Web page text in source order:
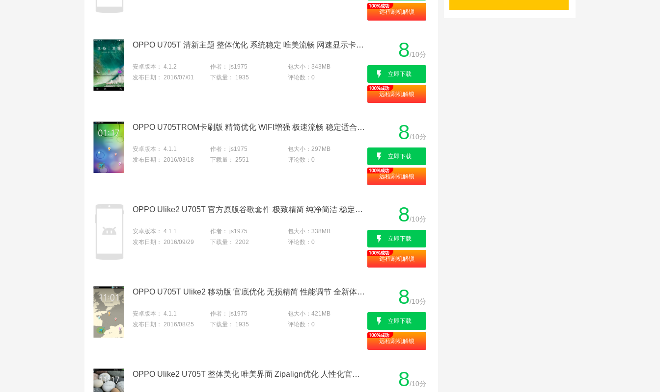
远程刷机解锁
OPPO U705T 清新主题 整体优化 系统稳定 唯美流畅 网速显示卡刷版
安卓版本： 4.1.2 作者： js1975 包大小： 343MB
发布日期： 2016/07/01 下载量： 1935 评论数： 0
8/10分
立即下载
远程刷机解锁
OPPO U705TROM卡刷版 精简优化 WIFI增强 极速流畅 稳定适合长期使用 刷机包
安卓版本： 4.1.1 作者： js1975 包大小： 297MB
发布日期： 2016/03/18 下载量： 2551 评论数： 0
8/10分
立即下载
远程刷机解锁
OPPO Ulike2 U705T 官方原版谷歌套件 极致精简 纯净简洁 稳定省电
安卓版本： 4.1.1 作者： js1975 包大小： 338MB
发布日期： 2016/09/29 下载量： 2202 评论数： 0
8/10分
立即下载
远程刷机解锁
OPPO U705T Ulike2 移动版 官底优化 无损精简 性能调节 全新体验卡刷版
安卓版本： 4.1.1 作者： js1975 包大小： 421MB
发布日期： 2016/08/25 下载量： 1935 评论数： 0
8/10分
立即下载
远程刷机解锁
OPPO Ulike2 U705T 整体美化 唯美界面 Zipalign优化 人性化官方卡刷版刷机包 8/10分